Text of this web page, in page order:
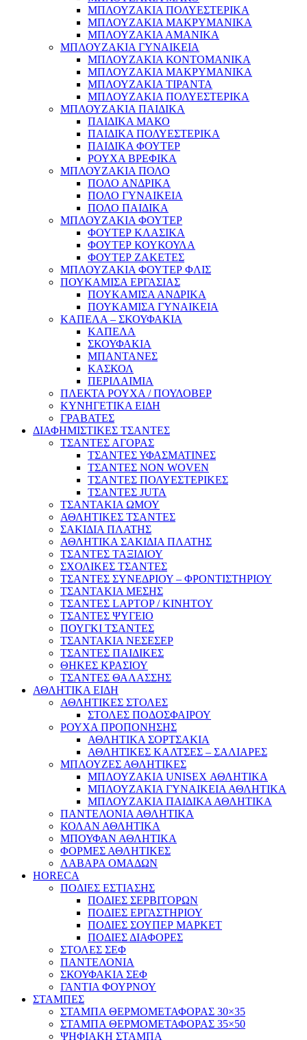
ΜΠΛΟΥΖΑΚΙΑ ΠΟΛΥΕΣΤΕΡΙΚΑ
ΜΠΛΟΥΖΑΚΙΑ ΜΑΚΡΥΜΑΝΙΚΑ
ΜΠΛΟΥΖΑΚΙΑ ΑΜΑΝΙΚΑ
ΜΠΛΟΥΖΑΚΙΑ ΓΥΝΑΙΚΕΙΑ
ΜΠΛΟΥΖΑΚΙΑ ΚΟΝΤΟΜΑΝΙΚΑ
ΜΠΛΟΥΖΑΚΙΑ ΜΑΚΡΥΜΑΝΙΚΑ
ΜΠΛΟΥΖΑΚΙΑ ΤΙΡΑΝΤΑ
ΜΠΛΟΥΖΑΚΙΑ ΠΟΛΥΕΣΤΕΡΙΚΑ
ΜΠΛΟΥΖΑΚΙΑ ΠΑΙΔΙΚΑ
ΠΑΙΔΙΚΑ ΜΑΚΟ
ΠΑΙΔΙΚΑ ΠΟΛΥΕΣΤΕΡΙΚΑ
ΠΑΙΔΙΚΑ ΦΟΥΤΕΡ
ΡΟΥΧΑ ΒΡΕΦΙΚΑ
ΜΠΛΟΥΖΑΚΙΑ ΠΟΛΟ
ΠΟΛΟ ΑΝΔΡΙΚΑ
ΠΟΛΟ ΓΥΝΑΙΚΕΙΑ
ΠΟΛΟ ΠΑΙΔΙΚΑ
ΜΠΛΟΥΖΑΚΙΑ ΦΟΥΤΕΡ
ΦΟΥΤΕΡ ΚΛΑΣΙΚΑ
ΦΟΥΤΕΡ ΚΟΥΚΟΥΛΑ
ΦΟΥΤΕΡ ΖΑΚΕΤΕΣ
ΜΠΛΟΥΖΑΚΙΑ ΦΟΥΤΕΡ ΦΛΙΣ
ΠΟΥΚΑΜΙΣΑ ΕΡΓΑΣΙΑΣ
ΠΟΥΚΑΜΙΣΑ ΑΝΔΡΙΚΑ
ΠΟΥΚΑΜΙΣΑ ΓΥΝΑΙΚΕΙΑ
ΚΑΠΕΛΑ – ΣΚΟΥΦΑΚΙΑ
ΚΑΠΕΛΑ
ΣΚΟΥΦΑΚΙΑ
ΜΠΑΝΤΑΝΕΣ
ΚΑΣΚΟΛ
ΠΕΡΙΛΑΙΜΙΑ
ΠΛΕΚΤΑ ΡΟΥΧΑ / ΠΟΥΛΟΒΕΡ
ΚΥΝΗΓΕΤΙΚΑ ΕΙΔΗ
ΓΡΑΒΑΤΕΣ
ΔΙΑΦΗΜΙΣΤΙΚΕΣ ΤΣΑΝΤΕΣ
ΤΣΑΝΤΕΣ ΑΓΟΡΑΣ
ΤΣΑΝΤΕΣ ΥΦΑΣΜΑΤΙΝΕΣ
ΤΣΑΝΤΕΣ NON WOVEN
ΤΣΑΝΤΕΣ ΠΟΛΥΕΣΤΕΡΙΚΕΣ
ΤΣΑΝΤΕΣ JUTA
ΤΣΑΝΤΑΚΙΑ ΩΜΟΥ
ΑΘΛΗΤΙΚΕΣ ΤΣΑΝΤΕΣ
ΣΑΚΙΔΙΑ ΠΛΑΤΗΣ
ΑΘΛΗΤΙΚΑ ΣΑΚΙΔΙΑ ΠΛΑΤΗΣ
ΤΣΑΝΤΕΣ ΤΑΞΙΔΙΟΥ
ΣΧΟΛΙΚΕΣ ΤΣΑΝΤΕΣ
ΤΣΑΝΤΕΣ ΣΥΝΕΔΡΙΟΥ – ΦΡΟΝΤΙΣΤΗΡΙΟΥ
ΤΣΑΝΤΑΚΙΑ ΜΕΣΗΣ
ΤΣΑΝΤΕΣ LAPTOP / ΚΙΝΗΤΟΥ
ΤΣΑΝΤΕΣ ΨΥΓΕΙΟ
ΠΟΥΓΚΙ ΤΣΑΝΤΕΣ
ΤΣΑΝΤΑΚΙΑ ΝΕΣΕΣΕΡ
ΤΣΑΝΤΕΣ ΠΑΙΔΙΚΕΣ
ΘΗΚΕΣ ΚΡΑΣΙΟΥ
ΤΣΑΝΤΕΣ ΘΑΛΑΣΣΗΣ
ΑΘΛΗΤΙΚΑ ΕΙΔΗ
ΑΘΛΗΤΙΚΕΣ ΣΤΟΛΕΣ
ΣΤΟΛΕΣ ΠΟΔΟΣΦΑΙΡΟΥ
ΡΟΥΧΑ ΠΡΟΠΟΝΗΣΗΣ
ΑΘΛΗΤΙΚΑ ΣΟΡΤΣΑΚΙΑ
ΑΘΛΗΤΙΚΕΣ ΚΑΛΤΣΕΣ – ΣΑΛΙΑΡΕΣ
ΜΠΛΟΥΖΕΣ ΑΘΛΗΤΙΚΕΣ
ΜΠΛΟΥΖΑΚΙΑ UNISEX ΑΘΛΗΤΙΚΑ
ΜΠΛΟΥΖΑΚΙΑ ΓΥΝΑΙΚΕΙΑ ΑΘΛΗΤΙΚΑ
ΜΠΛΟΥΖΑΚΙΑ ΠΑΙΔΙΚΑ ΑΘΛΗΤΙΚΑ
ΠΑΝΤΕΛΟΝΙΑ ΑΘΛΗΤΙΚΑ
ΚΟΛΑΝ ΑΘΛΗΤΙΚΑ
ΜΠΟΥΦΑΝ ΑΘΛΗΤΙΚΑ
ΦΟΡΜΕΣ ΑΘΛΗΤΙΚΕΣ
ΛΑΒΑΡΑ ΟΜΑΔΩΝ
HORECA
ΠΟΔΙΕΣ ΕΣΤΙΑΣΗΣ
ΠΟΔΙΕΣ ΣΕΡΒΙΤΟΡΩΝ
ΠΟΔΙΕΣ ΕΡΓΑΣΤΗΡΙΟΥ
ΠΟΔΙΕΣ ΣΟΥΠΕΡ ΜΑΡΚΕΤ
ΠΟΔΙΕΣ ΔΙΑΦΟΡΕΣ
ΣΤΟΛΕΣ ΣΕΦ
ΠΑΝΤΕΛΟΝΙΑ
ΣΚΟΥΦΑΚΙΑ ΣΕΦ
ΓΑΝΤΙΑ ΦΟΥΡΝΟΥ
ΣΤΑΜΠΕΣ
ΣΤΑΜΠΑ ΘΕΡΜΟΜΕΤΑΦΟΡΑΣ 30×35
ΣΤΑΜΠΑ ΘΕΡΜΟΜΕΤΑΦΟΡΑΣ 35×50
ΨΗΦΙΑΚΗ ΣΤΑΜΠΑ